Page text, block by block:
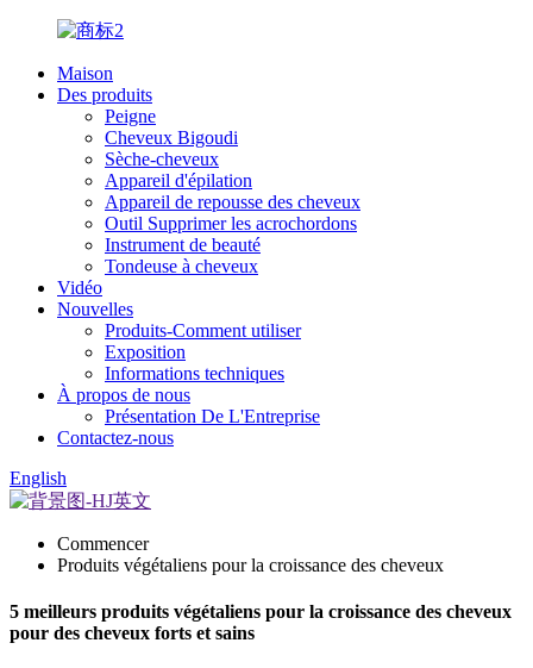
Maison
Des produits
Peigne
Cheveux Bigoudi
Sèche-cheveux
Appareil d'épilation
Appareil de repousse des cheveux
Outil Supprimer les acrochordons
Instrument de beauté
Tondeuse à cheveux
Vidéo
Nouvelles
Produits-Comment utiliser
Exposition
Informations techniques
À propos de nous
Présentation De L'Entreprise
Contactez-nous
English
Commencer
Produits végétaliens pour la croissance des cheveux
5 meilleurs produits végétaliens pour la croissance des cheveux
pour des cheveux forts et sains